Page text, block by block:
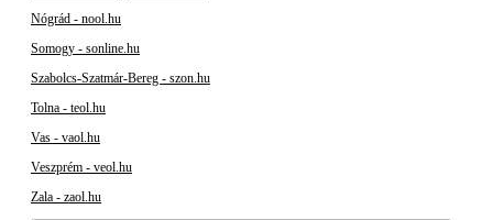
Nógrád - nool.hu
Somogy - sonline.hu
Szabolcs-Szatmár-Bereg - szon.hu
Tolna - teol.hu
Vas - vaol.hu
Veszprém - veol.hu
Zala - zaol.hu